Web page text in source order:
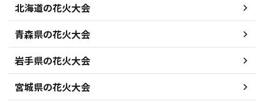
北海道の花火大会
青森県の花火大会
岩手県の花火大会
宮城県の花火大会